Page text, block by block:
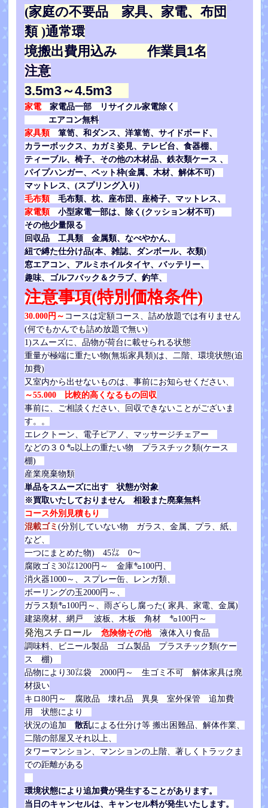
(家庭の不要品 家具、家電、布団
類 )通常環
境搬出費用込み 作業員1名
注意
3.5m3～4.5m3
家電 家電品一部 リサイクル家電除く
エアコン無料
家具類箪笥、和ダンス、洋箪笥、サイドボード、
カラーボックス、カガミ姿見、テレビ台、食器棚、
ティーブル、椅子、その他の木材品、鉄衣類ケース 、
パイプハンガー、ベット枠(金属、木材、解体不可)
マットレス、(スプリング入り)
毛布類毛布類、枕、座布団、座椅子、マットレス、
家電類小型家電一部は、除く(クッション材不可)
その他少量限る
回収品 工具類 金属類、なべやかん、
紐で縛た仕分け品(本、雑誌、ダンボール、衣類)
窓エアコン、
アルミホイルタイヤ、バッテリー、
趣味、ゴルフバック＆クラブ、釣竿、
注意事項(特別価格条件)
30.000円～ コースは定額コース、詰め放題では有りません
(何でもかんでも詰め放題で無い)
1)スムーズに、品物が荷台に載せられる状態
重量が極端に重たい物(無垢家具類)は、二階、環境状態(追
加費)
又室内から出せないものは、事前にお知らせください、
～55.000 比較的高くなるもの回収
事前に、ご相談ください、回収できないことがございま
す。。
エレクトーン、電子ピアノ、マッサージチェアー
などの３０㌔以上の重たい物 プラスチック類(ケース
棚)
産業廃棄物類
単品をスムーズに出す 状態が対象
※買取いたしておりません 相殺また廃棄無料
コース外別見積もり
混載ゴミ (分別していない物 ガラス、金属、プラ、紙、
など、
一つにまとめた物) 45㍑ 0～
腐敗ゴミ30㍑1200円～ 金庫㌔100円、
消火器1000～、
スプレー缶、レンガ類、
ボーリングの玉2000円～、
ガラス類㌔100円～、雨ざらし腐った( 家具、家電、金属)
建築廃材、網戸 波板、木板 角材 ㌔100円～
発泡スチロール 危険物その他液体入り食品
調味料、ビニール製品 ゴム製品 プラスチック類(ケー
ス 棚)
品物により30㍑袋 2000円～ 生ゴミ不可 解体家具は廃
材扱い
キロ80円～ 腐敗品 壊れ品 異臭 室外保管 追加費
用 状態により
状況の追加 散乱による仕分け等 搬出困難品、解体作業、
二階の部屋又それ以上、
タワーマンション、マンションの上階、著しくトラックま
での距離がある
環境状態により追加費が発生することがあります。
当日のキャンセルは、キャンセル料が発生いたします。